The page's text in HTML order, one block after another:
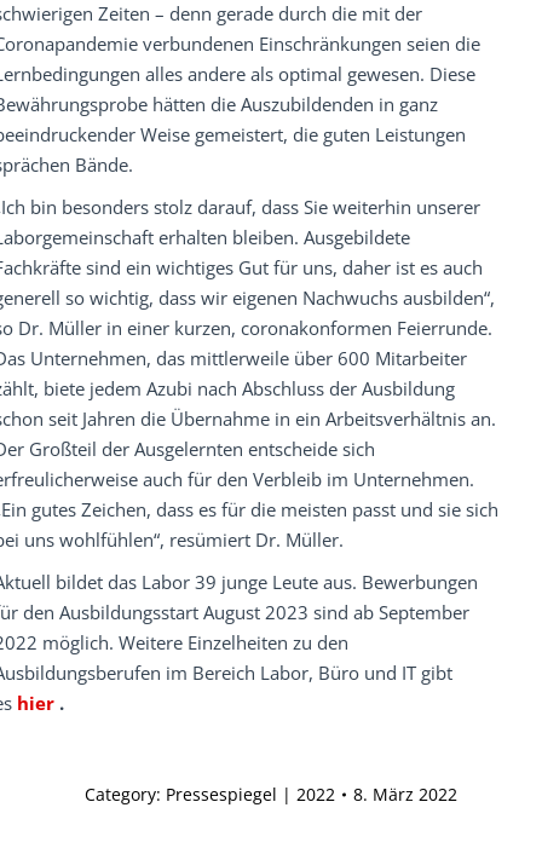
Zeiten – denn gerade durch die mit der
verbundenen Einschränkungen seien die
alles andere als optimal gewesen. Diese
hätten die Auszubildenden in ganz
Weise gemeistert, die guten Leistungen
Bände.
bin besonders stolz darauf, dass Sie weiterhin unserer
erhalten bleiben. Ausgebildete
sind ein wichtiges Gut für uns, daher ist es auch
so wichtig, dass wir eigenen Nachwuchs ausbilden“,
Dr. Müller in einer kurzen, coronakonformen Feierrunde.
Unternehmen, das mittlerweile über 600 Mitarbeiter
biete jedem Azubi nach Abschluss der Ausbildung
seit Jahren die Übernahme in ein Arbeitsverhältnis an.
Großteil der Ausgelernten entscheide sich
auch für den Verbleib im Unternehmen.
gutes Zeichen, dass es für die meisten passt und sie sich
uns wohlfühlen“, resümiert Dr. Müller.
bildet das Labor 39 junge Leute aus. Bewerbungen
den Ausbildungsstart August 2023 sind ab September
möglich. Weitere Einzelheiten zu den
im Bereich Labor, Büro und IT gibt
hier .
Category: Pressespiegel | 2022 8. März 2022